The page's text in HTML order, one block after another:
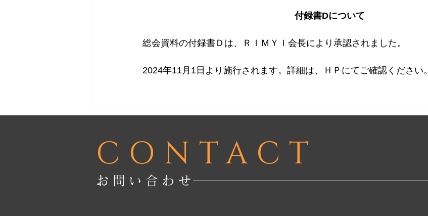
付録書Dについて
総会資料の付録書Ｄは、ＲＩＭＹＩ会長により承認されました。
2024年11月1日より施行されます。詳細は、ＨＰにてご確認ください。
CONTACT
お問い合わせ